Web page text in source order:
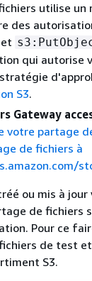
utilise
des
et
qui autorise
S3.
Gateway
votre partage
de fichiers à
ou mis à
de fichiers
Pour ce
de test
S3.